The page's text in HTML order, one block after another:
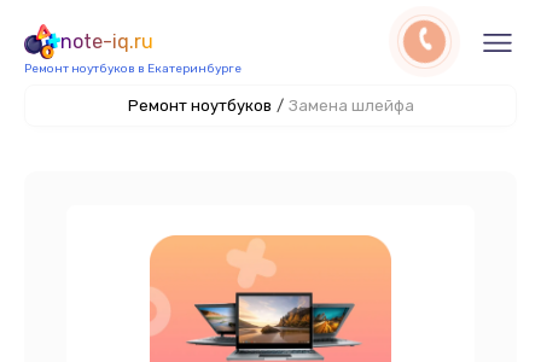
note-iq.ru
Ремонт ноутбуков в Екатеринбурге
Ремонт ноутбуков / Замена шлейфа